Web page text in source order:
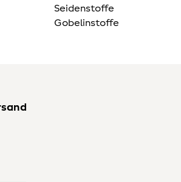
Seidenstoffe
Gobelinstoffe